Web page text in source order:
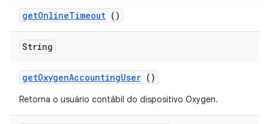
getOnlineTimeout ()
String
getOxygenAccountingUser ()
Retorna o usuário contábil do dispositivo Oxygen.